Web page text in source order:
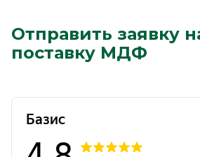
Отправить заявку
поставку МДФ